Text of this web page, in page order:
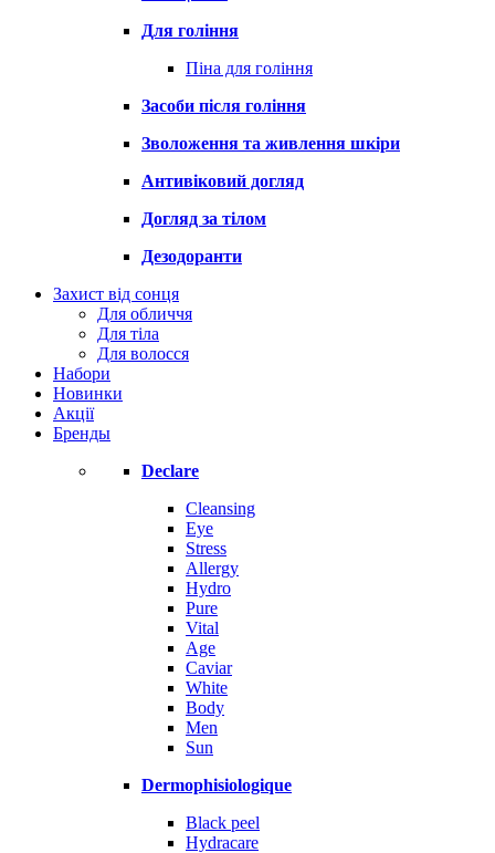
Для гоління
Піна для гоління
Засоби після гоління
Зволоження та живлення шкіри
Антивіковий догляд
Догляд за тілом
Дезодоранти
Захист від сонця
Для обличчя
Для тіла
Для волосся
Набори
Новинки
Акції
Бренды
Declare
Cleansing
Eye
Stress
Allergy
Hydro
Pure
Vital
Age
Caviar
White
Body
Men
Sun
Dermophisiologique
Black peel
Hydracare